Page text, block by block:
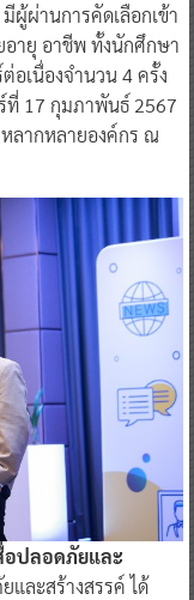
ผู้ผ่านการคัดเลือกเข้า
ายุ อาชีพ ทั้งนักศึกษา
อเนื่องจำนวน 4 ครั้ง
ที่ 17 กุมภาพันธ์ 2567
ลากหลายองค์กร ณ
อปลอดภัยและ
ละสร้างสรรค์ ได้